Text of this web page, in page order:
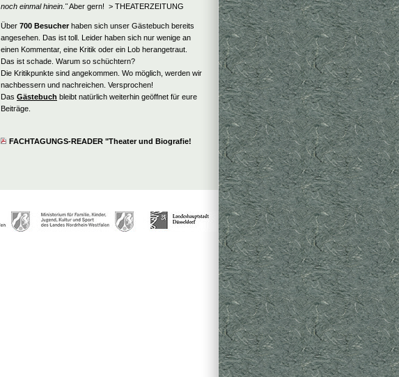
noch einmal hinein."Aber gern! > THEATERZEITUNG
Über 700 Besucherhaben sich unser Gästebuch bereits
angesehen. Das ist toll. Leider haben sich nur wenige an
einen Kommentar, eine Kritik oder ein Lob herangetraut.
Das ist schade. Warum so schüchtern?
Die Kritikpunkte sind angekommen. Wo möglich, werden wir
nachbessern und nachreichen. Versprochen!
Das Gästebuch bleibt natürlich weiterhin geöffnet für eure
Beiträge.
FACHTAGUNGS-READER "Theater und Biografie!